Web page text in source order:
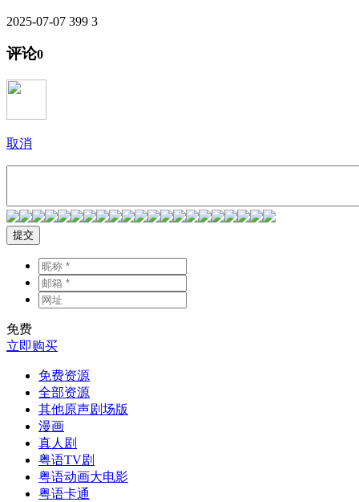
2025-07-07 399 3
评论0
取消
提交
免费
立即购买
免费资源
全部资源
其他原声剧场版
漫画
真人剧
粤语TV剧
粤语动画大电影
粤语卡通